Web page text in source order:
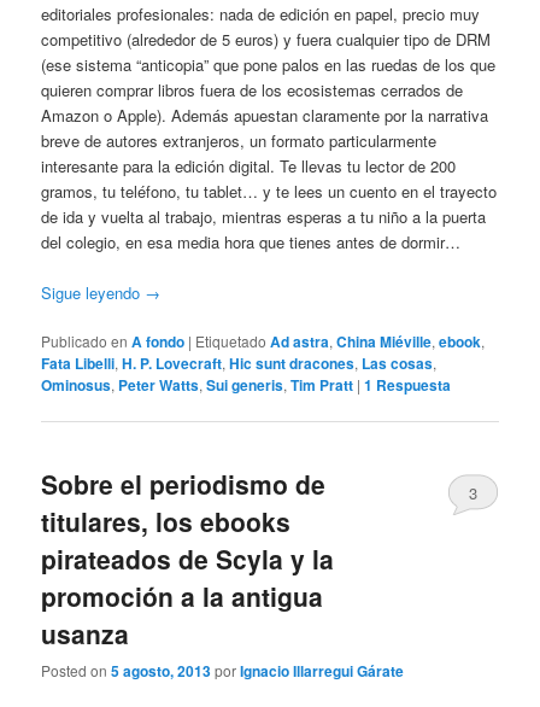
editoriales profesionales: nada de edición en papel, precio muy
competitivo (alrededor de 5 euros) y fuera cualquier tipo de DRM
(ese sistema “anticopia” que pone palos en las ruedas de los que
quieren comprar libros fuera de los ecosistemas cerrados de
Amazon o Apple). Además apuestan claramente por la narrativa
breve de autores extranjeros, un formato particularmente
interesante para la edición digital. Te llevas tu lector de 200
gramos, tu teléfono, tu tablet… y te lees un cuento en el trayecto
de ida y vuelta al trabajo, mientras esperas a tu niño a la puerta
del colegio, en esa media hora que tienes antes de dormir…
Sigue leyendo →
Publicado en A fondo | Etiquetado Ad astra,China Miéville,ebook,
Fata Libelli,H. P. Lovecraft,Hic sunt dracones, Las cosas,
Ominosus, Peter Watts,Sui generis,Tim Pratt |1 Respuesta
Sobre el periodismo de
titulares, los ebooks
pirateados de Scyla y la
promoción a la antigua
usanza
Posted on5 agosto, 2013porIgnacio Illarregui Gárate
3